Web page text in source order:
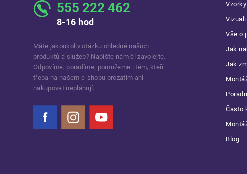
555 222 462
8-16 hod
Máte jakoukoliv otázku ohledně našich
produktů a služeb? Napište nám či zavolejte.
Odpovíme, poradíme, pomůžeme i těm, kteří
třeba na našem e-shopu prozatím ani
nakupovat neplánují.
Instagram
Vše o
Jak
Jak
Často
Blog